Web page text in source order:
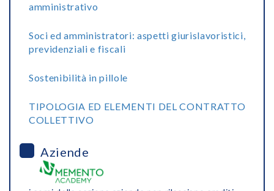
amministrativo
Soci ed amministratori: aspetti giurislavoristici,
previdenziali e fiscali
Sostenibilità in pillole
TIPOLOGIA ED ELEMENTI DEL CONTRATTO
COLLETTIVO
Aziende